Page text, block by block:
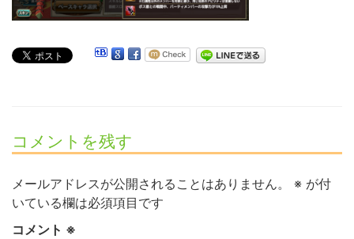
コメントを残す
メールアドレスが公開されることはありません。 ※ が付
いている欄は必須項目です
コメント ※